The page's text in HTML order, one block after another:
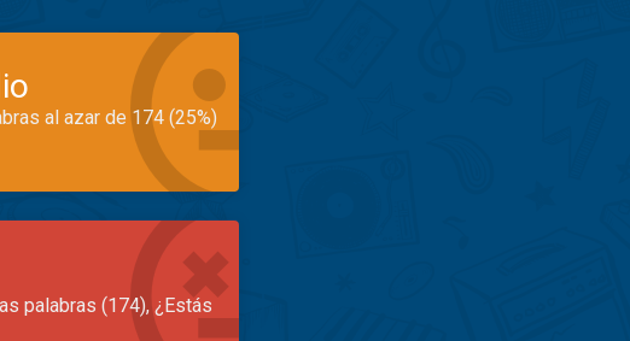
al azar de 174 (25%)
palabras (174), ¿Estás